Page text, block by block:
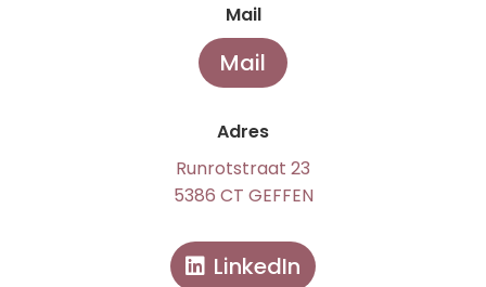
Mail
Mail
Adres
Runrotstraat 23
5386 CT GEFFEN
LinkedIn